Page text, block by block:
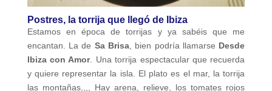
Postres, la torrija que llegó de Ibiza
Estamos en época de torrijas y ya sabéis que me
encantan. La de Sa Brisa, bien podría llamarse Desde
Ibiza con Amor. Una torrija espectacular que recuerda
y quiere representar la isla. El plato es el mar, la torrija
las montañas,,,, Hay arena, relieve, los tomates rojos